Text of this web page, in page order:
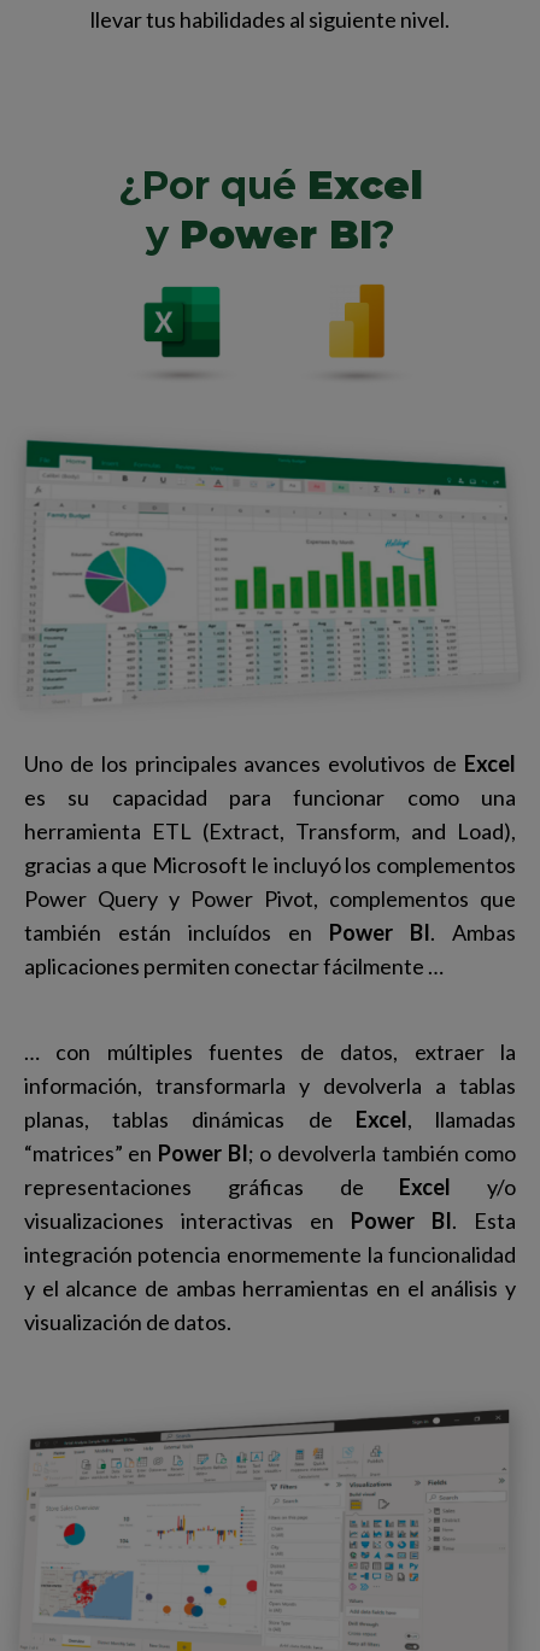
llevar tus habilidades al siguiente nivel.
¿Por qué Excel
y Power BI?
Uno de los principales avances evolutivos de Excel
es su capacidad para funcionar como una
herramienta ETL (Extract, Transform, and Load),
gracias a que Microsoft le incluyó los complementos
Power Query y Power Pivot, complementos que
también están incluídos en Power BI. Ambas
aplicaciones permiten conectar fácilmente …
… con múltiples fuentes de datos, extraer la
información, transformarla y devolverla a tablas
planas, tablas dinámicas de Excel, llamadas
“matrices” en Power BI; o devolverla también como
representaciones gráficas de Excel y/o
visualizaciones interactivas en Power BI. Esta
integración potencia enormemente la funcionalidad
y el alcance de ambas herramientas en el análisis y
visualización de datos.